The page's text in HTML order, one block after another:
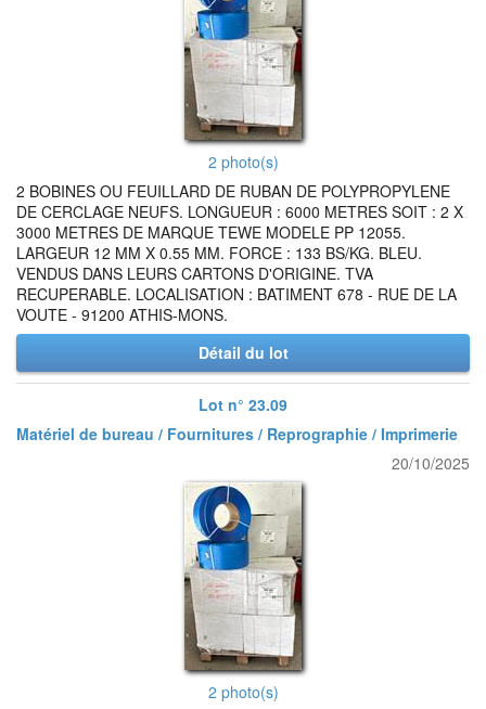
2 photo(s)
2 BOBINES OU FEUILLARD DE RUBAN DE POLYPROPYLENE
DE CERCLAGE NEUFS. LONGUEUR : 6000 METRES SOIT : 2 X
3000 METRES DE MARQUE TEWE MODELE PP 12055.
LARGEUR 12 MM X 0.55 MM. FORCE : 133 BS/KG. BLEU.
VENDUS DANS LEURS CARTONS D'ORIGINE. TVA
RECUPERABLE. LOCALISATION : BATIMENT 678 - RUE DE LA
VOUTE - 91200 ATHIS-MONS.
Détail du lot
Lot n° 23.09
Matériel de bureau / Fournitures / Reprographie / Imprimerie
20/10/2025
2 photo(s)